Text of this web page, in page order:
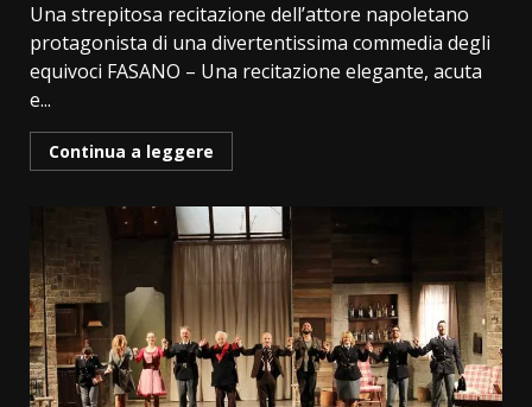
Una strepitosa recitazione dell’attore napoletano
protagonista di una divertentissima commedia degli
equivoci FASANO – Una recitazione elegante, acuta
e...
Continua a leggere